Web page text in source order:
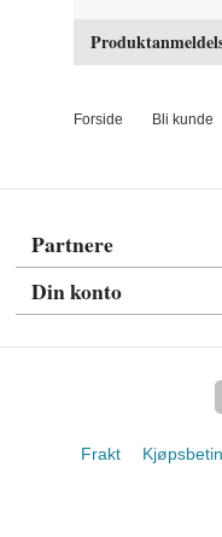
Forside Bli kunde
Partnere
Din konto
Frakt